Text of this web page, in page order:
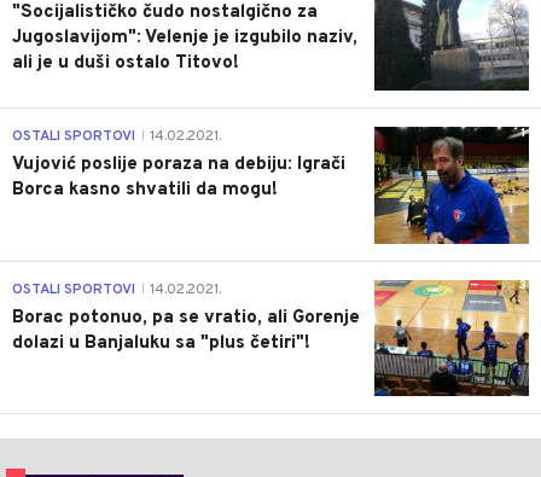
"Socijalističko čudo nostalgično za
Jugoslavijom": Velenje je izgubilo naziv,
ali je u duši ostalo Titovo!
1
OSTALI SPORTOVI 14.02.2021.
Vujović poslije poraza na debiju: Igrači
Borca kasno shvatili da mogu!
3
OSTALI SPORTOVI 14.02.2021.
Borac potonuo, pa se vratio, ali Gorenje
dolazi u Banjaluku sa "plus četiri"!